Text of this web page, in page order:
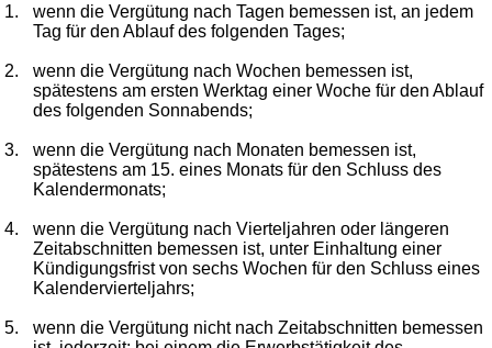
1.
wenn die Vergütung nach Tagen bemessen ist, an jedem
Tag für den Ablauf des folgenden Tages;
2.
wenn die Vergütung nach Wochen bemessen ist,
spätestens am ersten Werktag einer Woche für den Ablauf
des folgenden Sonnabends;
3.
wenn die Vergütung nach Monaten bemessen ist,
spätestens am 15. eines Monats für den Schluss des
Kalendermonats;
4.
wenn die Vergütung nach Vierteljahren oder längeren
Zeitabschnitten bemessen ist, unter Einhaltung einer
Kündigungsfrist von sechs Wochen für den Schluss eines
Kalendervierteljahrs;
5.
wenn die Vergütung nicht nach Zeitabschnitten bemessen